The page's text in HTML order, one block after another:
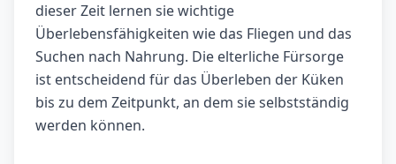
dieser Zeit lernen sie wichtige
Überlebensfähigkeiten wie das Fliegen und das
Suchen nach Nahrung. Die elterliche Fürsorge
ist entscheidend für das Überleben der Küken
bis zu dem Zeitpunkt, an dem sie selbstständig
werden können.